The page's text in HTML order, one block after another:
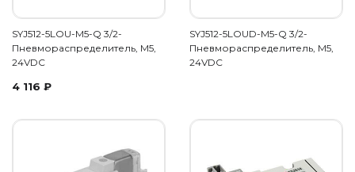
SYJ512-5LOU-M5-Q 3/2-
Пневмораспределитель, М5,
24VDC
4 116 ₽
SYJ512-5LOUD-M5-Q 3/2-
Пневмораспределитель, М5,
24VDC